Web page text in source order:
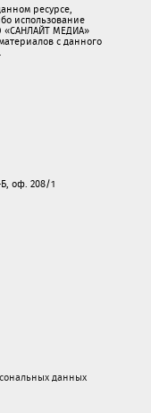
ресурсе,
использование
«САНЛАЙТ МЕДИА»
с данного
Б, оф. 208/1
данных